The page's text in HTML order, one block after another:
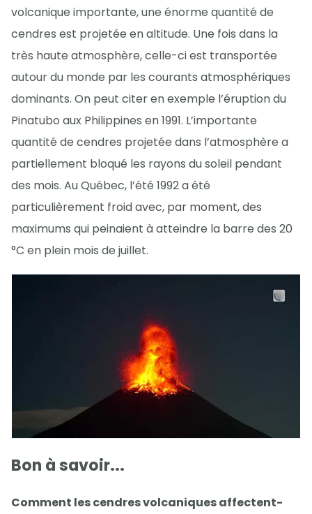
volcanique importante, une énorme quantité de
cendres est projetée en altitude. Une fois dans la
très haute atmosphère, celle-ci est transportée
autour du monde par les courants atmosphériques
dominants. On peut citer en exemple l’éruption du
Pinatubo aux Philippines en 1991. L’importante
quantité de cendres projetée dans l’atmosphère a
partiellement bloqué les rayons du soleil pendant
des mois. Au Québec, l’été 1992 a été
particulièrement froid avec, par moment, des
maximums qui peinaient à atteindre la barre des 20
°C en plein mois de juillet.
Bon à savoir...
Comment les cendres volcaniques affectent-